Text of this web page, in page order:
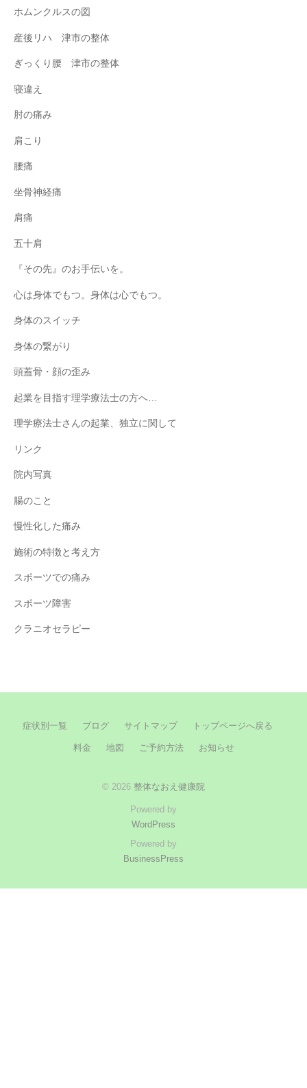
ホムンクルスの図
産後リハ 津市の整体
ぎっくり腰 津市の整体
寝違え
肘の痛み
肩こり
腰痛
坐骨神経痛
肩痛
五十肩
『その先』のお手伝いを。
心は身体でもつ。身体は心でもつ。
身体のスイッチ
身体の繋がり
頭蓋骨・顔の歪み
起業を目指す理学療法士の方へ…
理学療法士さんの起業、独立に関して
リンク
院内写真
腸のこと
慢性化した痛み
施術の特徴と考え方
スポーツでの痛み
スポーツ障害
クラニオセラピー
症状別一覧 ブログ サイトマップ トップページへ戻る
料金 地図 ご予約方法 お知らせ
© 2026 整体なおえ健康院
Powered by
WordPress
Powered by
BusinessPress